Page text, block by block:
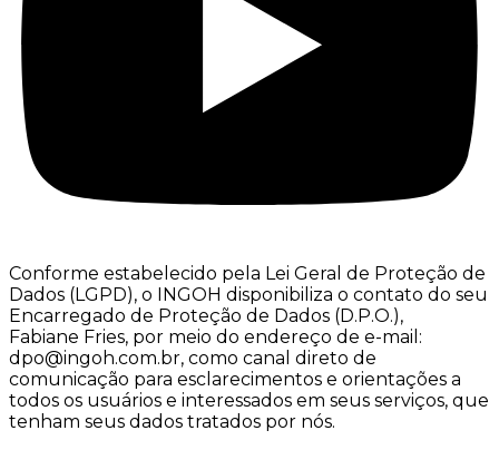
Conforme estabelecido pela Lei Geral de Proteção de
Dados (LGPD), o INGOH disponibiliza o contato do seu
Encarregado de Proteção de Dados (D.P.O.),
Fabiane Fries, por meio do endereço de e-mail:
dpo@ingoh.com.br, como canal direto de
comunicação para esclarecimentos e orientações a
todos os usuários e interessados em seus serviços, que
tenham seus dados tratados por nós.